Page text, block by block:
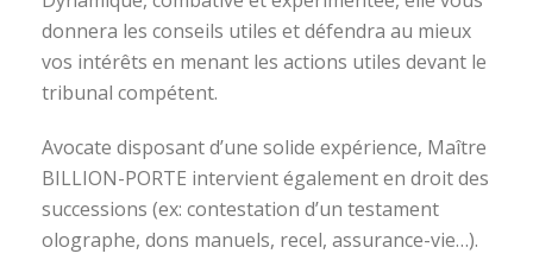
donnera les conseils utiles et défendra au mieux
vos intérêts en menant les actions utiles devant le
tribunal compétent.
Avocate disposant d’une solide expérience, Maître
BILLION-PORTE intervient également en droit des
successions (ex: contestation d’un testament
olographe, dons manuels, recel, assurance-vie…).